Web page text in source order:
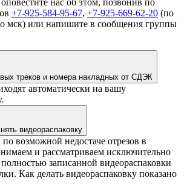
нас об этом, позвонив по
+7-925-584-95-67, +7-925-669-62-20 (по
мск) или напишите в сообщения группы
треков и номера накладных от СДЭК
автоматически на вашу
видеораспаковку
возможной недостаче отрезов в
и рассматриваем исключительно
записанной видеораспаковки
Как делать видеораспаковку показано